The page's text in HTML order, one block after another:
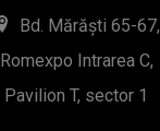
Bd. Mărăști 65-67,
Romexpo Intrarea C,
Pavilion T, sector 1